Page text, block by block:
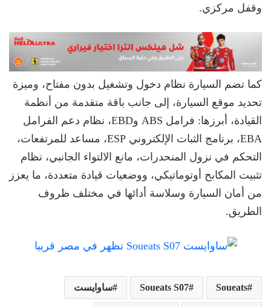
وقفل مركزي.
كما تضم السيارة نظام دخول وتشغيل بدون مفتاح، وميزة
تحديد موقع السيارة، إلى جانب باقة متقدمة من أنظمة
القيادة، أبرزها: فرامل ABS وEBD، نظام دعم الفرامل
EBA، برنامج الثبات الإلكتروني ESP، مساعد للمرتفعات،
التحكم في نزول المنحدرات، مانع الالتواء الجانبي، نظام
تثبيت المكابح أوتوماتيكي، ووضعيات قيادة متعددة، ما يعزز
من أمان السيارة وسلاسة أدائها في مختلف ظروف
الطريق.
Soueats
Soueats S07 ساوايست